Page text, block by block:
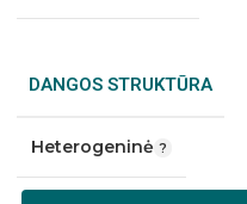
DANGOS STRUKTŪRA
Heterogeninė